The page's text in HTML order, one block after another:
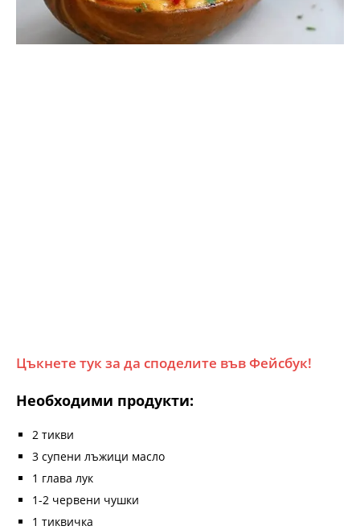
Цъкнете тук за да споделите във Фейсбук!
Необходими продукти:
2 тикви
3 супени лъжици масло
1 глава лук
1-2 червени чушки
1 тиквичка